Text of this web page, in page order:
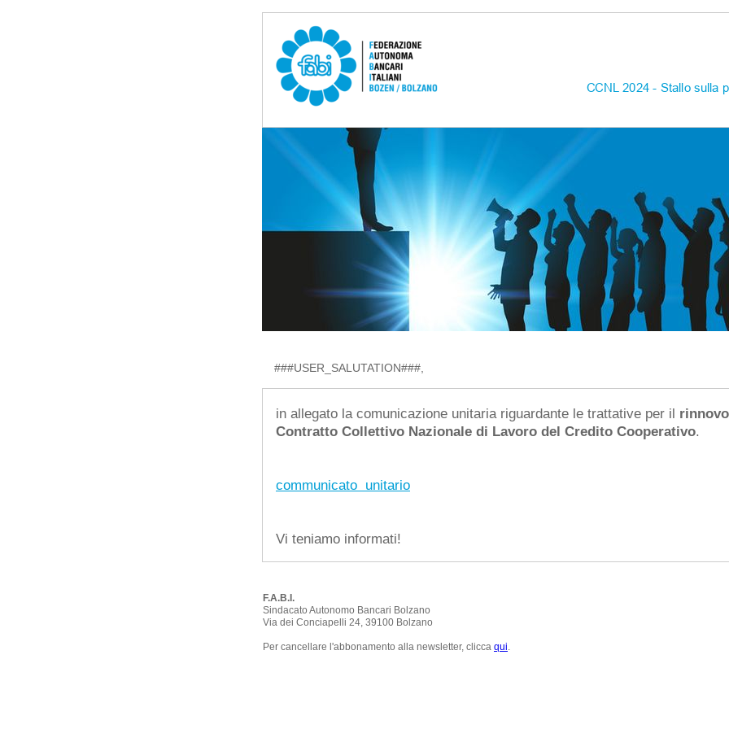
###USER_SALUTATION###,
in allegato la comunicazione unitaria riguardante le trattative per il
Contratto Collettivo Nazionale di Lavoro del Credito Cooperativo.
communicato unitario
Vi teniamo informati!
F.A.B.I.
Sindacato Autonomo Bancari Bolzano
Via dei Conciapelli 24, 39100 Bolzano
Per cancellare l'abbonamento alla newsletter, clicca qui.